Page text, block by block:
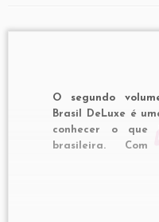
O segundo
Brasil DeLuxe é
conhecer o que
brasileira.